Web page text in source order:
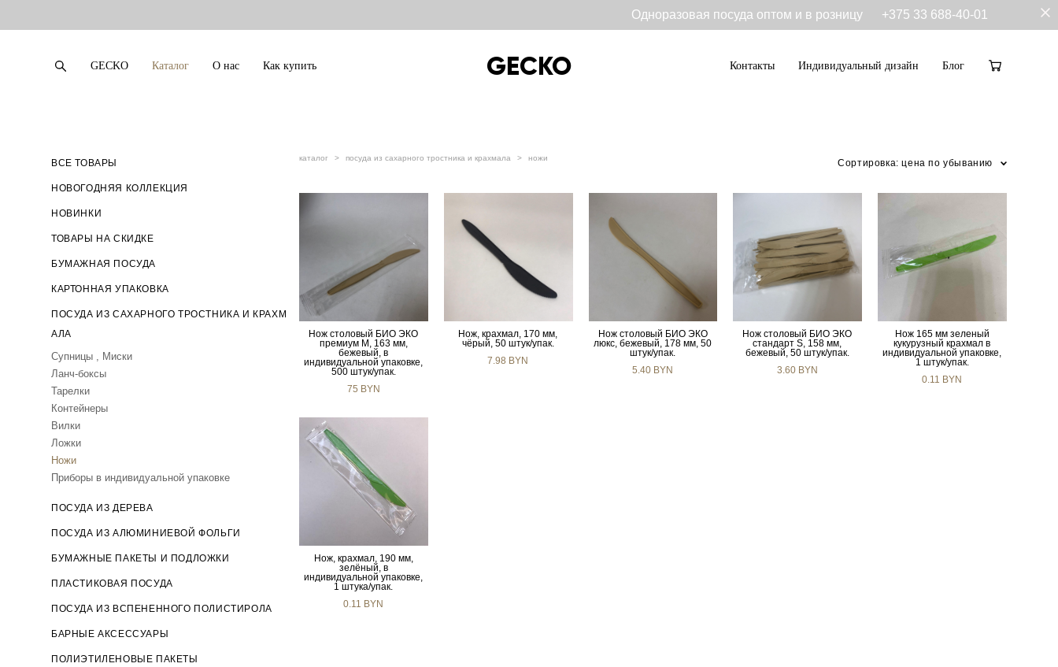
Одноразовая посуда оптом и в розницу +375 33 688-40-01
GECKO Каталог О нас Как купить GECKO Контакты Индивидуальный дизайн Блог
GECKO
ВСЕ ТОВАРЫ
НОВОГОДНЯЯ КОЛЛЕКЦИЯ
НОВИНКИ
ТОВАРЫ НА СКИДКЕ
БУМАЖНАЯ ПОСУДА
КАРТОННАЯ УПАКОВКА
ПОСУДА ИЗ САХАРНОГО ТРОСТНИКА И КРАХМ
АЛА
Супницы , Миски
Ланч-боксы
Тарелки
Контейнеры
Вилки
Ложки
Ножи
Приборы в индивидуальной упаковке
ПОСУДА ИЗ ДЕРЕВА
ПОСУДА ИЗ АЛЮМИНИЕВОЙ ФОЛЬГИ
БУМАЖНЫЕ ПАКЕТЫ И ПОДЛОЖКИ
ПЛАСТИКОВАЯ ПОСУДА
ПОСУДА ИЗ ВСПЕНЕННОГО ПОЛИСТИРОЛА
БАРНЫЕ АКСЕССУАРЫ
ПОЛИЭТИЛЕНОВЫЕ ПАКЕТЫ
каталог > посуда из сахарного тростника и крахмала > ножи Сортировка: цена по убыванию
Нож столовый БИО ЭКО
премиум М, 163 мм,
бежевый, в
индивидуальной упаковке,
500 штук/упак.
75 BYN
Нож, крахмал, 170 мм,
чёрый, 50 штук/упак.
7.98 BYN
Нож столовый БИО ЭКО
люкс, бежевый, 178 мм, 50
штук/упак.
5.40 BYN
Нож столовый БИО ЭКО
стандарт S, 158 мм,
бежевый, 50 штук/упак.
3.60 BYN
Нож 165 мм зеленый
кукурузный крахмал в
индивидуальной упаковке,
1 штук/упак.
0.11 BYN
Нож, крахмал, 190 мм,
зелёный, в
индивидуальной упаковке,
1 штука/упак.
0.11 BYN